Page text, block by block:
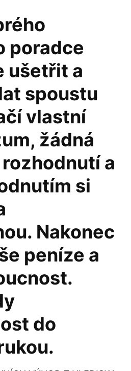
poradce
ušetřit a
spoustu
vlastní
žádná
a
si
Nakonec
peníze a
do